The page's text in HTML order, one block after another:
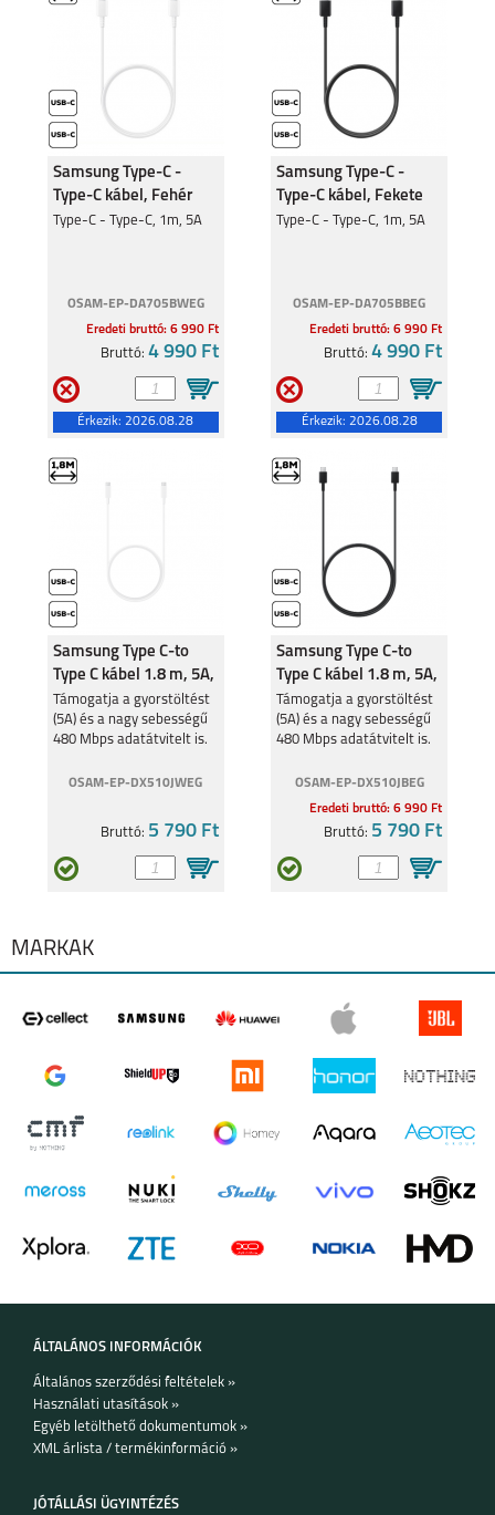
Samsung Type-C -
Type-C kábel, Fehér
Type-C - Type-C, 1m, 5A
OSAM-EP-DA705BWEG
Eredeti bruttó: 6 990 Ft
Bruttó: 4 990 Ft
Érkezik:2026.08.28
Samsung Type-C -
Type-C kábel, Fekete
Type-C - Type-C, 1m, 5A
OSAM-EP-DA705BBEG
Eredeti bruttó: 6 990 Ft
Bruttó:4 990 Ft
Érkezik: 2026.08.28
Samsung Type C-to
Type C kábel 1.8 m, 5A,
Fehér
Támogatja a gyorstöltést
(5A) és a nagy sebességű
480 Mbps adatátvitelt is.
OSAM-EP-DX510JWEG
Bruttó: 5 790 Ft
Samsung Type C-to
Type C kábel 1.8 m, 5A,
Fekete
Támogatja a gyorstöltést
(5A) és a nagy sebességű
480 Mbps adatátvitelt is.
OSAM-EP-DX510JBEG
Eredeti bruttó: 6 990 Ft
Bruttó: 5 790 Ft
MÁRKÁK
ÁLTALÁNOS INFORMÁCIÓK
Általános szerződési feltételek »
Használati utasítások »
Egyéb letölthető dokumentumok »
XML árlista / termékinformáció »
JÓTÁLLÁSI ÜGYINTÉZÉS